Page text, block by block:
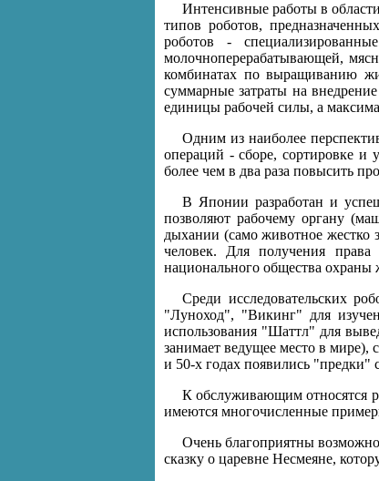
Интенсивные работы в
типов роботов,
роботов -
молочноперерабатывающей,
комбинатах по выращиванию
суммарные затраты на
единицы рабочей силы, а
Одним из наиболее
операций - сборе, сортировке и
более чем в два раза повысить
В Японии разработан и
позволяют рабочему органу
дыхании (само животное жестко
человек. Для получения права
национального общества охраны
Среди исследовательских
"Луноход", "Викинг" для
использования "Шаттл" для
занимает ведущее место в мире),
и 50-х годах появились
К обслуживающим относятся
имеются многочисленные
Очень благоприятны
сказку о царевне Несмеяне,